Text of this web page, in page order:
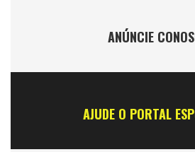
ANÚNCIE
AJUDE O PORTAL